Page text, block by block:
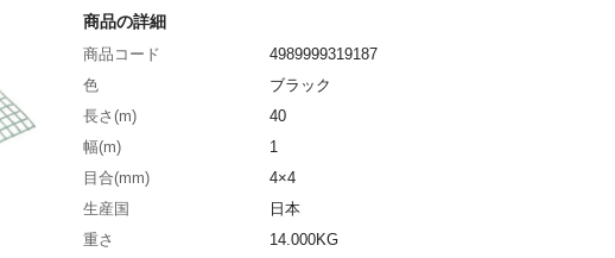
商品の詳細
商品コード
4989999319187
色
ブラック
長さ(m)
40
幅(m)
1
目合(mm)
4×4
生産国
日本
重さ
14.000KG